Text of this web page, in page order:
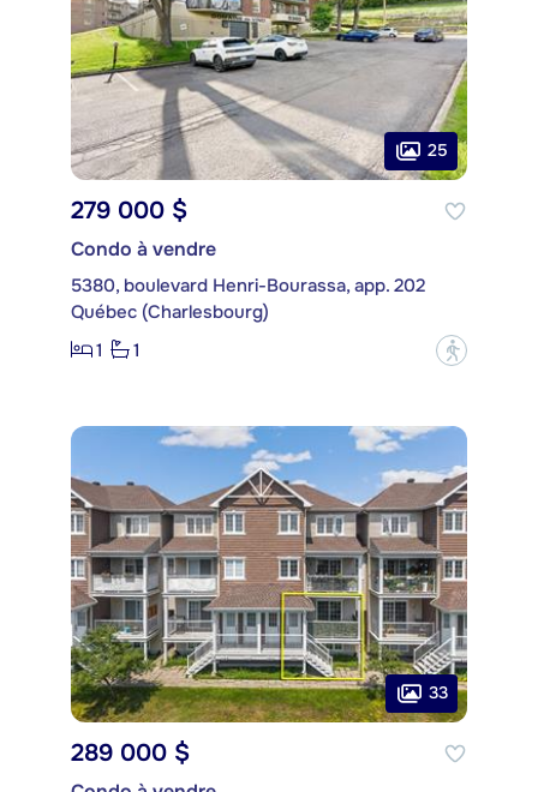
25
279 000 $
Condo à vendre
5380, boulevard Henri-Bourassa, app. 202
Québec (Charlesbourg)
1
1 ?
33
289 000 $